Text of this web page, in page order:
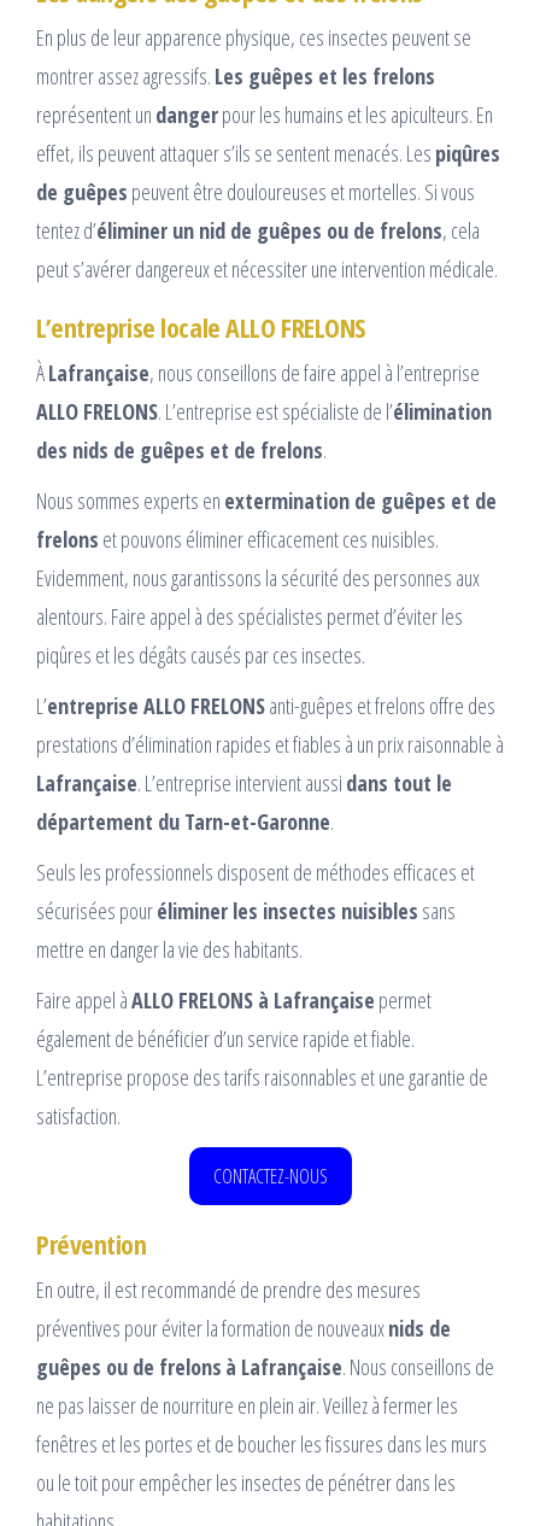
En plus de leur apparence physique, ces insectes peuvent se
montrer assez agressifs. Les guêpes et les frelons
représentent un dangerpour les humains et les apiculteurs. En
effet, ils peuvent attaquer s’ils se sentent menacés. Les piqûres
de guêpes peuvent être douloureuses et mortelles. Si vous
tentez d’éliminer un nid de guêpes ou de frelons, cela
peut s’avérer dangereux et nécessiter une intervention médicale.
L’entreprise locale ALLO FRELONS
ÀLafrançaise, nous conseillons de faire appel à l’entreprise
ALLO FRELONS. L’entreprise est spécialiste de l’élimination
des nids de guêpes et de frelons.
Nous sommes experts en extermination de guêpes et de
frelons et pouvons éliminer efficacement ces nuisibles.
Evidemment, nous garantissons la sécurité des personnes aux
alentours. Faire appel à des spécialistes permet d’éviter les
piqûres et les dégâts causés par ces insectes.
L’entreprise ALLO FRELONSanti-guêpes et frelons offre des
prestations d’élimination rapides et fiables à un prix raisonnable à
Lafrançaise. L’entreprise intervient aussi dans tout le
département du Tarn-et-Garonne.
Seuls les professionnels disposent de méthodes efficaces et
sécurisées pouréliminer les insectes nuisibles sans
mettre en danger la vie des habitants.
Faire appel àALLO FRELONS à Lafrançaise permet
également de bénéficier d’un service rapide et fiable.
L’entreprise propose des tarifs raisonnables et une garantie de
satisfaction.
CONTACTEZ-NOUS
Prévention
En outre, il est recommandé de prendre des mesures
préventives pour éviter la formation de nouveauxnids de
guêpes ou de frelons à Lafrançaise. Nous conseillons de
ne pas laisser de nourriture en plein air. Veillez à fermer les
fenêtres et les portes et de boucher les fissures dans les murs
ou le toit pour empêcher les insectes de pénétrer dans les